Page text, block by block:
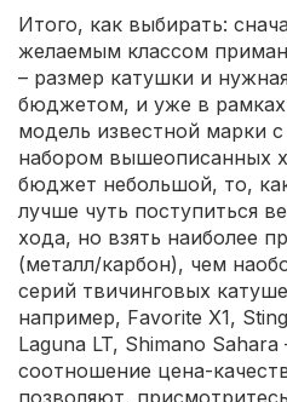
Итого, как выбирать:
желаемым классом
– размер катушки и
бюджетом, и уже в
модель известной марки
набором вышеописанных
бюджет небольшой, то,
лучше чуть поступиться
хода, но взять наиболее
(металл/карбон), чем
серий твичинговых
например, Favorite X1,
Laguna LT, Shimano
соотношение цена-
позволяют,